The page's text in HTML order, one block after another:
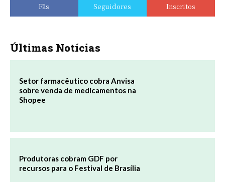
Fãs Seguidores Inscritos
Últimas Notícias
Setor farmacêutico cobra Anvisa
sobre venda de medicamentos na
Shopee
Produtoras cobram GDF por
recursos para o Festival de Brasília